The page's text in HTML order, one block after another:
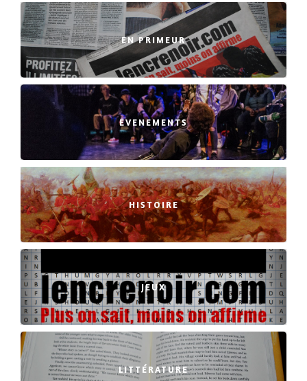
EN PRIMEUR
EVENEMENTS
HISTOIRE
JEUX
LITTÉRATURE